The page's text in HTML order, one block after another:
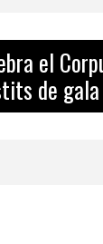
el
de gala